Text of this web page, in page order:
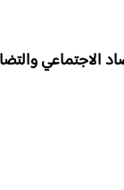
الاجتماعي